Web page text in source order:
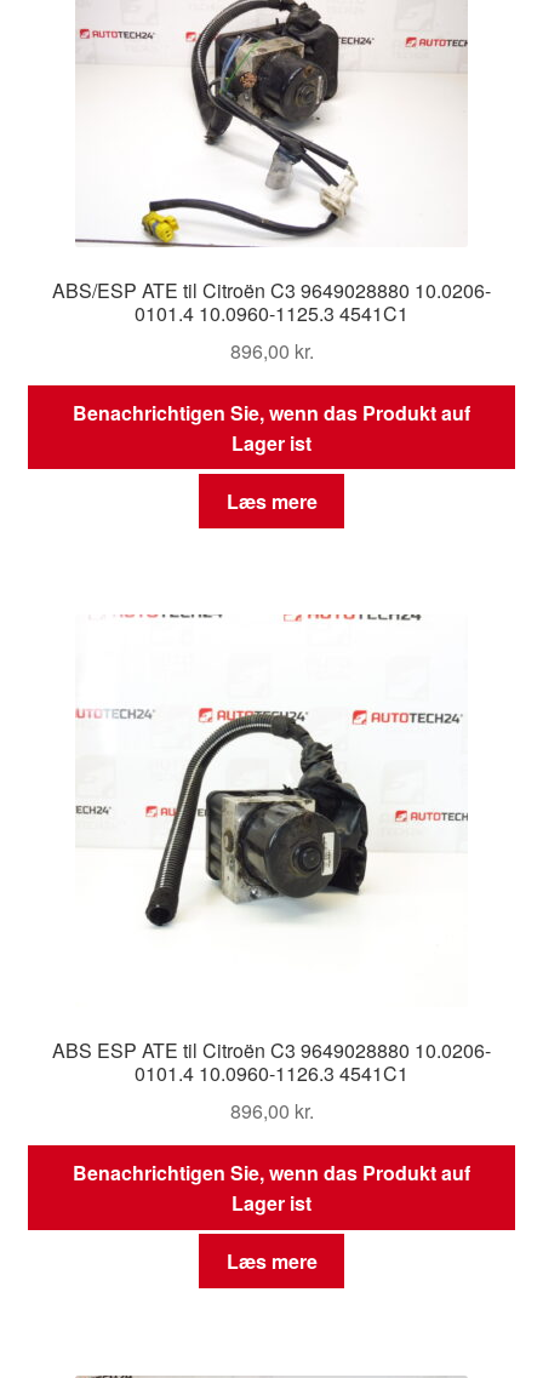
ABS/ESP ATE til Citroën C3 9649028880 10.0206-
0101.4 10.0960-1125.3 4541C1
896,00 kr.
Benachrichtigen Sie, wenn das Produkt auf
Lager ist
Læs mere
ABS ESP ATE til Citroën C3 9649028880 10.0206-
0101.4 10.0960-1126.3 4541C1
896,00 kr.
Benachrichtigen Sie, wenn das Produkt auf
Lager ist
Læs mere